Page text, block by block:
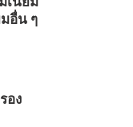
อื่น ๆ
อง